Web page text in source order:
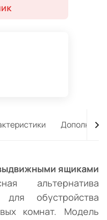
ящиками
альтернатива
для обустройства
комнат. Модель